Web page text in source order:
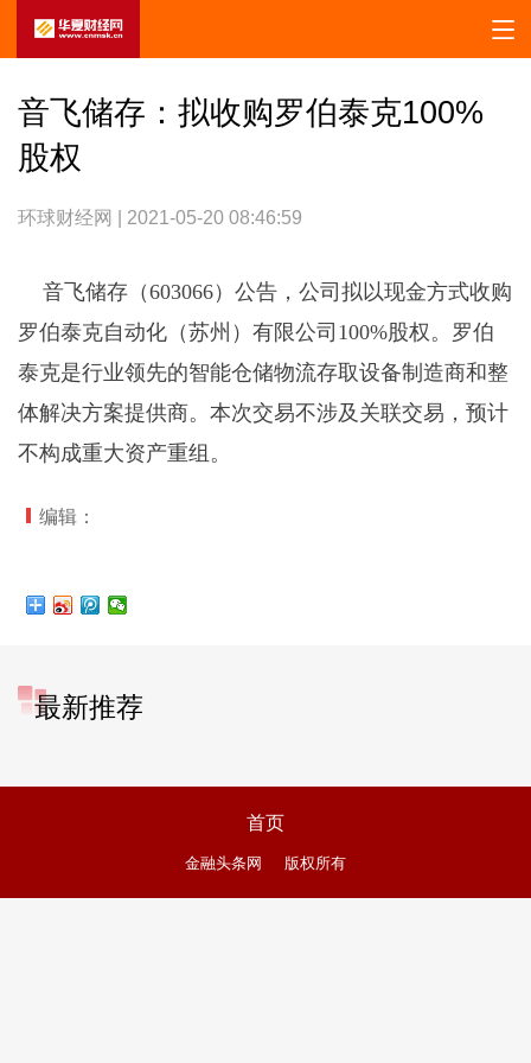
音飞储存：拟收购罗伯泰克100%
股权
环球财经网 | 2021-05-20 08:46:59
音飞储存（603066）公告，公司拟以现金方式收购
罗伯泰克自动化（苏州）有限公司100%股权。罗伯
泰克是行业领先的智能仓储物流存取设备制造商和整
体解决方案提供商。本次交易不涉及关联交易，预计
不构成重大资产重组。
编辑：
最新推荐
首页
金融头条网 版权所有